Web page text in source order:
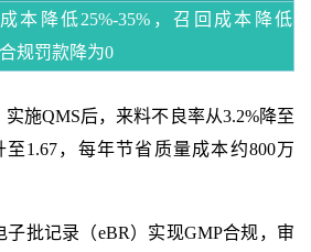
本降低25%-35%，召回成本降低
规罚款降为0
实施QMS后，来料不良率从3.2%降至
至1.67，每年节省质量成本约800万
子批记录（eBR）实现GMP合规，审